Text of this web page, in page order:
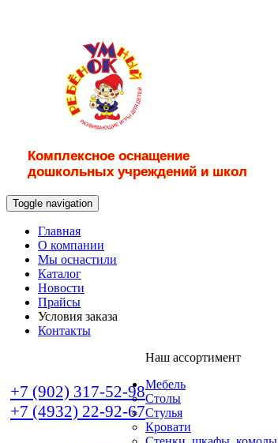
Комплексное оснащение
дошкольных учреждений и школ
+7 (902) 317-52-98
+7 (4932) 22-92-67
Toggle navigation
Главная
О компании
Мы оснастили
Каталог
Новости
Прайсы
Условия заказа
Контакты
Наш ассортимент
Мебель
Столы
Стулья
Кровати